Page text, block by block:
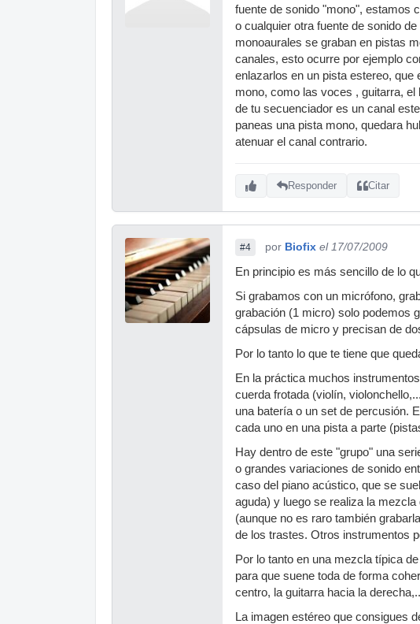
fuente de sonido "mono", estamos
o cualquier otra fuente de sonido
monoaurales se graban en pistas
canales, esto ocurre por ejemplo
enlazarlos en un pista estereo,
mono, como las voces , guitarra,
de tu secuenciador es un canal
paneas una pista mono, quedara
atenuar el canal contrario.
Responder Citar
#4 por Biofix el 17/07/2009
En principio es más sencillo de lo
Si grabamos con un micrófono,
grabación (1 micro) solo podemos
cápsulas de micro y precisan de
Por lo tanto lo que te tiene que
En la práctica muchos
cuerda frotada (violín,
una batería o un set de percusión.
cada uno en una pista a parte
Hay dentro de este "grupo" una
o grandes variaciones de sonido
caso del piano acústico, que se
aguda) y luego se realiza la
(aunque no es raro también
de los trastes. Otros instrumentos
Por lo tanto en una mezcla típica
para que suene toda de forma
centro, la guitarra hacia la
La imagen estéreo que consigues